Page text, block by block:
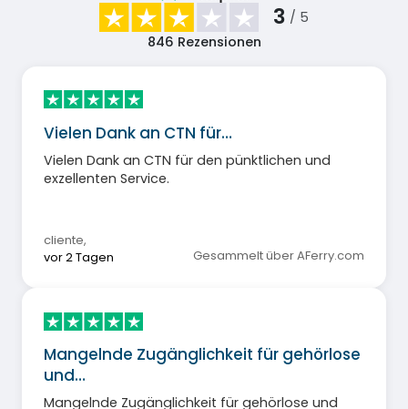
3 / 5
846 Rezensionen
Vielen Dank an CTN für…
Vielen Dank an CTN für den pünktlichen und
exzellenten Service.
cliente,
vor 2 Tagen
Gesammelt über AFerry.com
Mangelnde Zugänglichkeit für gehörlose
und…
Mangelnde Zugänglichkeit für gehörlose und